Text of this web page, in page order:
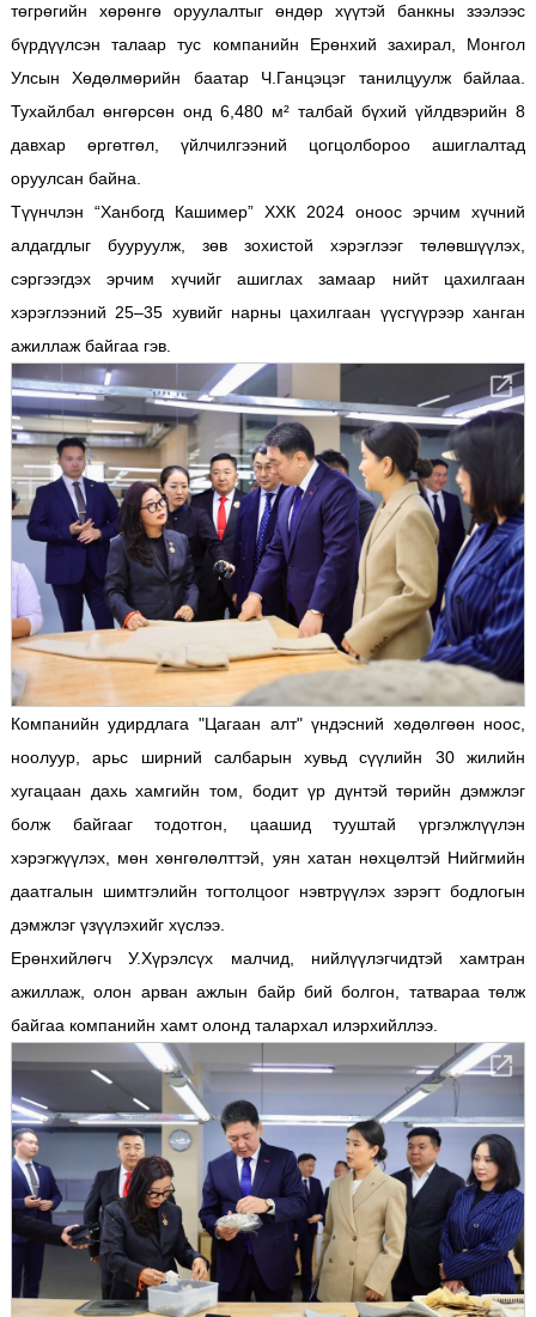
төгрөгийн хөрөнгө оруулалтыг өндөр хүүтэй банкны зээлээс
бүрдүүлсэн талаар тус компанийн Ерөнхий захирал, Монгол
Улсын Хөдөлмөрийн баатар Ч.Ганцэцэг танилцуулж байлаа.
Тухайлбал өнгөрсөн онд 6,480 м² талбай бүхий үйлдвэрийн 8
давхар өргөтгөл, үйлчилгээний цогцолбороо ашиглалтад
оруулсан байна.
Түүнчлэн “Ханбогд Кашимер” ХХК 2024 оноос эрчим хүчний
алдагдлыг бууруулж, зөв зохистой хэрэглээг төлөвшүүлэх,
сэргээгдэх эрчим хүчийг ашиглах замаар нийт цахилгаан
хэрэглээний 25–35 хувийг нарны цахилгаан үүсгүүрээр ханган
ажиллаж байгаа гэв.
Компанийн удирдлага "Цагаан алт" үндэсний хөдөлгөөн ноос,
ноолуур, арьс ширний салбарын хувьд сүүлийн 30 жилийн
хугацаан дахь хамгийн том, бодит үр дүнтэй төрийн дэмжлэг
болж байгааг тодотгон, цаашид тууштай үргэлжлүүлэн
хэрэгжүүлэх, мөн хөнгөлөлттэй, уян хатан нөхцөлтэй Нийгмийн
даатгалын шимтгэлийн тогтолцоог нэвтрүүлэх зэрэгт бодлогын
дэмжлэг үзүүлэхийг хүслээ.
Ерөнхийлөгч У.Хүрэлсүх малчид, нийлүүлэгчидтэй хамтран
ажиллаж, олон арван ажлын байр бий болгон, татвараа төлж
байгаа компанийн хамт олонд талархал илэрхийллээ.